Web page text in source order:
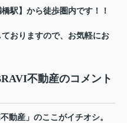
から徒歩圏内です！！
おりますので、お気軽にお
不動産のコメント
動産」のここがイチオシ。